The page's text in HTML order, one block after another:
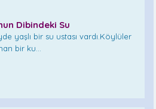
Dibindeki Su
yaşlı bir su ustası vardı.Köylüler
bir ku...